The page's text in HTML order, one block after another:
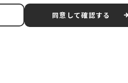
約の内容および変更の効力発生日を利用
同意して確認する